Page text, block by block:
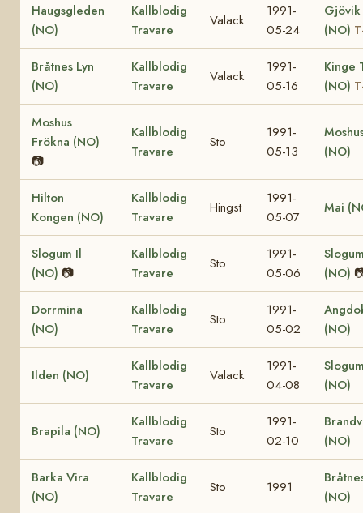
Haugsgleden
(NO)
Kallblodig
Travare
Valack
1991-
05-24
(NO)
Bråtnes Lyn
(NO)
Kallblodig
Travare
Valack
1991-
05-16
Kinge
(NO)
Moshus
Frökna (NO)
📷
Kallblodig
Travare
Sto
1991-
05-13
(NO)
Hilton
Kongen (NO)
Kallblodig
Travare
Hingst
1991-
05-07
Mai
Slogum Il
(NO) 📷
Kallblodig
Travare
Sto
1991-
05-06
(NO)
Dorrmina
(NO)
Kallblodig
Travare
Sto
1991-
05-02
(NO)
Ilden (NO)
Kallblodig
Travare
Valack
1991-
04-08
(NO)
Brapila (NO)
Kallblodig
Travare
Sto
1991-
02-10
(NO)
Barka Vira
(NO)
Kallblodig
Travare
Sto 1991
(NO)